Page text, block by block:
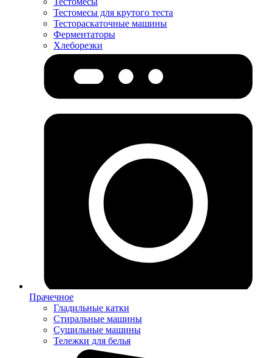
Тестомесы для крутого теста
Тестораскаточные машины
Ферментаторы
Хлеборезки
Прачечное
Гладильные катки
Стиральные машины
Сушильные машины
Тележки для белья